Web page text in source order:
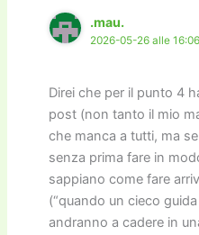
.mau.
2026-05-26 alle 16:06
Direi che per il punto 4
post (non tanto il mio
che manca a tutti, ma
senza prima fare in
sappiano come fare
(“quando un cieco
andranno a cadere in